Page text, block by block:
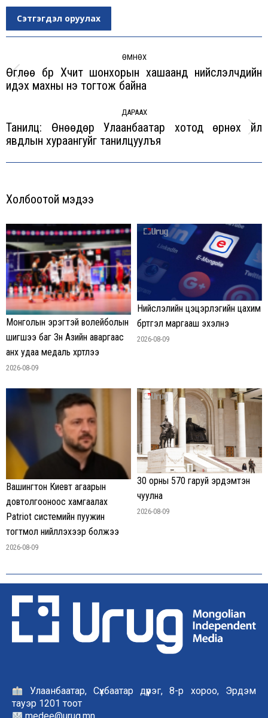
Сэтгэгдэл оруулах
navigation
ӨМНӨХ
Previous
Өглөө бүр Хүчит шонхорын хашаанд нийслэлчүүдийн
идэх махны үнэ тогтож байна
ДАРААХ
Next
post:
Танилц: Өнөөдөр Улаанбаатар хотод өрнөх үйл
явдлын хураангуйг танилцуулъя
Холбоотой мэдээ
Монголын эрэгтэй волейболын
шигшээ баг Зүүн Азийн аваргаас
анх удаа медаль хүртлээ
2026-08-09
Нийслэлийн цэцэрлэгийн цахим
бүртгэл маргааш эхэлнэ
2026-08-09
Вашингтон Киевт агаарын
довтолгооноос хамгаалах
Patriot системийн пуужин
тогтмол нийлүүлэхээр болжээ
2026-08-09
30 орны 570 гаруй эрдэмтэн
чуулна
2026-08-09
Улаанбаатар, Сүхбаатар дүүрэг, 8-р хороо, Эрдэм
тауэр 1201 тоот